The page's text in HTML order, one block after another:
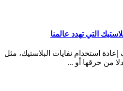
التي تهدد عالمنا
استخدام نفايات البلاستيك، مثل
من حرقها أو ...